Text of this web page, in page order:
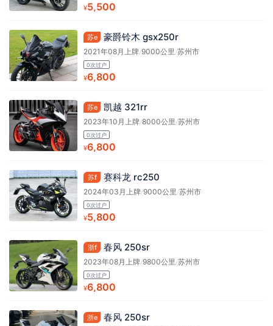
¥5,500
苏e 豪爵铃木 gsx250r
2021年08月上牌/9000公里/苏州市
0次过户
¥6,800
苏e 凯越 321rr
2023年10月上牌/8000公里 /苏州市
0次过户
¥6,800
苏f 赛科龙 rc250
2024年03月上牌/9000公里 /苏州市
0次过户
¥5,800
浙f 春风 250sr
2023年08月上牌/9800公里 /苏州市
0次过户
¥6,800
浙e 春风 250sr